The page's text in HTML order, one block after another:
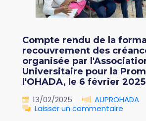
Compte rendu de la
recouvrement des
organisée par
Universitaire pour la
l'OHADA, le 6 février
13/02/2025
AUPROHADA
Laisser un commentaire